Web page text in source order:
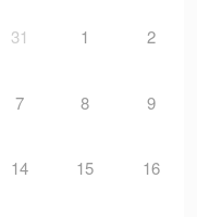
31 1 2
7 8 9
14 15 16